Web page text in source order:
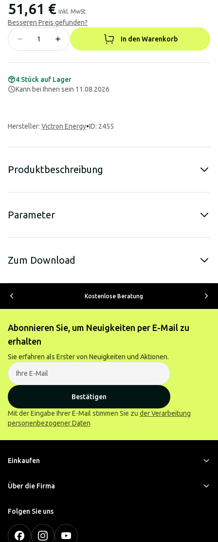
51,61 € inkl. MwSt.
Besseren Preis gefunden?
In den Warenkorb
4 Stück auf Lager
Kann bei Ihnen sein 11.08.2026
Hersteller: Victron Energy•ID: 2455
Produktbeschreibung
Parameter
Zum Download
Kostenlose Beratung
Abonnieren Sie, um Neuigkeiten per E-Mail zu
erhalten
Sie erfahren als Erster von Neuigkeiten und Aktionen.
Bestätigen
Mit der Eingabe Ihrer E-Mail stimmen Sie zu der Verarbeitung
personenbezogener Daten
Einkaufen
Über die Firma
Folgen Sie uns